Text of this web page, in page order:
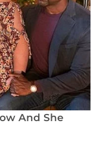
of universal
supply on
transfusion
graft-
v. 47,
P. R. Jr.;
classification
Am J Clin